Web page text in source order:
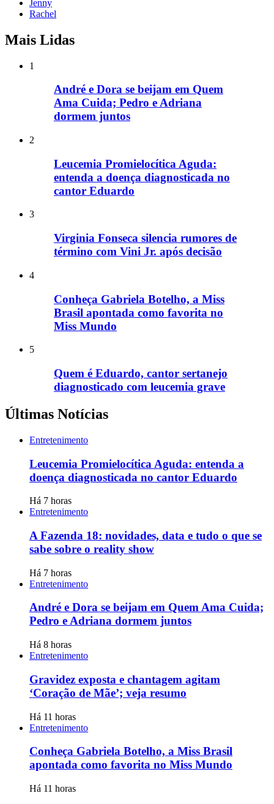
Jenny
Rachel
Mais Lidas
1
André e Dora se beijam em Quem
Ama Cuida; Pedro e Adriana
dormem juntos
2
Leucemia Promielocítica Aguda:
entenda a doença diagnosticada no
cantor Eduardo
3
Virginia Fonseca silencia rumores de
término com Vini Jr. após decisão
4
Conheça Gabriela Botelho, a Miss
Brasil apontada como favorita no
Miss Mundo
5
Quem é Eduardo, cantor sertanejo
diagnosticado com leucemia grave
Últimas Notícias
Entretenimento
Leucemia Promielocítica Aguda: entenda a
doença diagnosticada no cantor Eduardo
Há 7 horas
Entretenimento
A Fazenda 18: novidades, data e tudo o que se
sabe sobre o reality show
Há 7 horas
Entretenimento
André e Dora se beijam em Quem Ama Cuida;
Pedro e Adriana dormem juntos
Há 8 horas
Entretenimento
Gravidez exposta e chantagem agitam
‘Coração de Mãe’; veja resumo
Há 11 horas
Entretenimento
Conheça Gabriela Botelho, a Miss Brasil
apontada como favorita no Miss Mundo
Há 11 horas